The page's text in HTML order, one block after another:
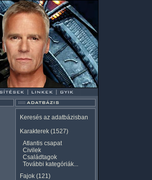
Keresés az adatbázisban
Karakterek (1527)
Atlantis csapat
Civilek
Családtagok
További kategóriák...
Fajok (121)